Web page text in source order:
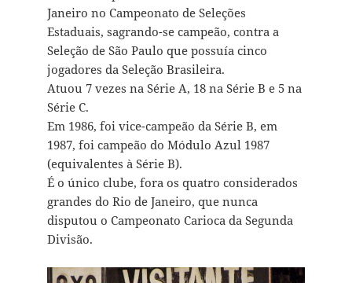
Janeiro no Campeonato de Seleções
Estaduais, sagrando-se campeão, contra a
Seleção de São Paulo que possuía cinco
jogadores da Seleção Brasileira.
Atuou 7 vezes na Série A, 18 na Série B e 5 na
Série C.
Em 1986, foi vice-campeão da Série B, em
1987, foi campeão do Módulo Azul 1987
(equivalentes à Série B).
É o único clube, fora os quatro considerados
grandes do Rio de Janeiro, que nunca
disputou o Campeonato Carioca da Segunda
Divisão.